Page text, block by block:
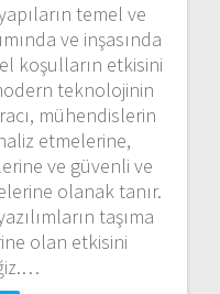
temel ve
ve inşasında
koşulların etkisini
teknolojinin
mühendislerin
etmelerine,
ve güvenli ve
olanak tanır.
taşıma
olan etkisini